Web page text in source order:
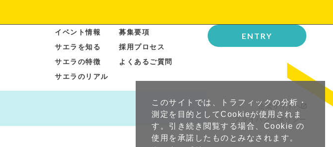
イベント情報
サエラを知る
サエラの特徴
サエラのリアル
募集要項
採用プロセス
よくあるご質問
ENTRY
企業サイトへ
プライバシーポリシー
このサイトでは、トラフィックの分析・
測定を目的としてCookieが使用されま
す。引き続き閲覧する場合、Cookie の
使用を承諾したものとみなされます。